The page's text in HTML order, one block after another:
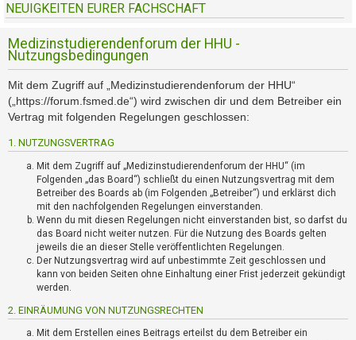
R
g
i
s
t
r
i
r
M
NEUIGKEITEN EURER FACHSCHAFT
Medizinstudierendenforum der HHU -
Nutzungsbedingungen
Mit dem Zugriff auf „Medizinstudierendenforum der HHU“
(„https://forum.fsmed.de“) wird zwischen dir und dem Betreiber ein
Vertrag mit folgenden Regelungen geschlossen:
1. NUTZUNGSVERTRAG
Mit dem Zugriff auf „Medizinstudierendenforum der HHU“ (im
Folgenden „das Board“) schließt du einen Nutzungsvertrag mit dem
Betreiber des Boards ab (im Folgenden „Betreiber“) und erklärst dich
mit den nachfolgenden Regelungen einverstanden.
Wenn du mit diesen Regelungen nicht einverstanden bist, so darfst du
das Board nicht weiter nutzen. Für die Nutzung des Boards gelten
jeweils die an dieser Stelle veröffentlichten Regelungen.
Der Nutzungsvertrag wird auf unbestimmte Zeit geschlossen und
kann von beiden Seiten ohne Einhaltung einer Frist jederzeit gekündigt
werden.
2. EINRÄUMUNG VON NUTZUNGSRECHTEN
Mit dem Erstellen eines Beitrags erteilst du dem Betreiber ein